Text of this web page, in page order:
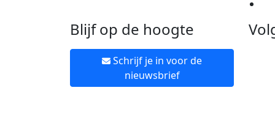
Blijf op de hoogte
Schrijf je in voor de
nieuwsbrief